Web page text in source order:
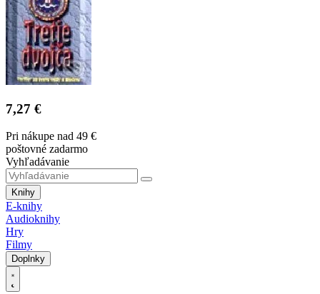
7,27 €
Pri nákupe nad 49 €
poštovné zadarmo
Vyhľadávanie
Knihy
E-knihy
Audioknihy
Hry
Filmy
Doplnky